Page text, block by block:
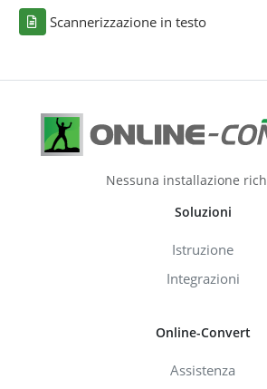
Scannerizzazione in testo
Nessuna installazione
Soluzioni
Istruzione
Integrazioni
Online-Convert
Assistenza